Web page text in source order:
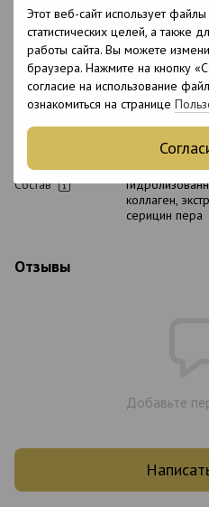
Этот веб-сайт использует
статистических целей, а также
работы сайта. Вы можете
браузера. Нажмите на кнопку
согласие на использование
ознакомиться на странице
Тип кожи
головы
Все типы кожи
Назначение
Для блеска,
Возраст
18+
Подходит для
Нет
открытом виде
12 месяцев
Состав
коллаген,
серицин пера
Отзывы
Добавьте